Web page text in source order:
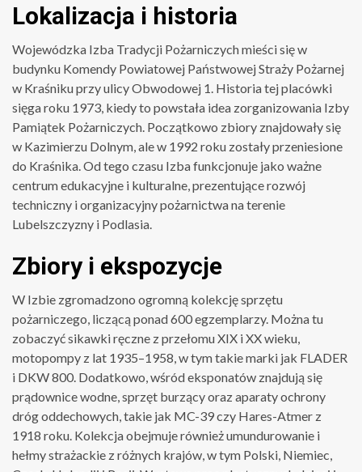
Lokalizacja i historia
Wojewódzka Izba Tradycji Pożarniczych mieści się w
budynku Komendy Powiatowej Państwowej Straży Pożarnej
w Kraśniku przy ulicy Obwodowej 1. Historia tej placówki
sięga roku 1973, kiedy to powstała idea zorganizowania Izby
Pamiątek Pożarniczych. Początkowo zbiory znajdowały się
w Kazimierzu Dolnym, ale w 1992 roku zostały przeniesione
do Kraśnika. Od tego czasu Izba funkcjonuje jako ważne
centrum edukacyjne i kulturalne, prezentujące rozwój
techniczny i organizacyjny pożarnictwa na terenie
Lubelszczyzny i Podlasia.
Zbiory i ekspozycje
W Izbie zgromadzono ogromną kolekcję sprzętu
pożarniczego, liczącą ponad 600 egzemplarzy. Można tu
zobaczyć sikawki ręczne z przełomu XIX i XX wieku,
motopompy z lat 1935–1958, w tym takie marki jak FLADER
i DKW 800. Dodatkowo, wśród eksponatów znajdują się
prądownice wodne, sprzęt burzący oraz aparaty ochrony
dróg oddechowych, takie jak MC-39 czy Hares-Atmer z
1918 roku. Kolekcja obejmuje również umundurowanie i
hełmy strażackie z różnych krajów, w tym Polski, Niemiec,